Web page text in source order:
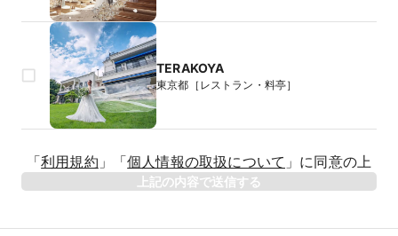
TERAKOYA
東京都［レストラン・料亭］
年
「利用規約 」 「個人情報の取扱について 」 に同意の上
上記の内容で送信する